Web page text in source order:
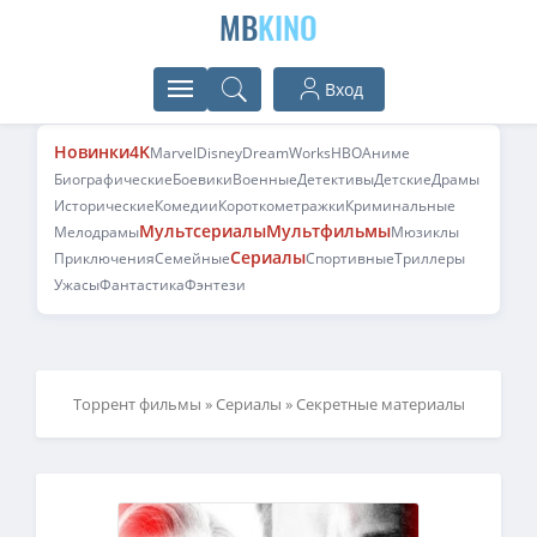
MBKINO
Вход
Новинки4KMarvelDisneyDreamWorksHBOАниме
БиографическиеБоевикиВоенныеДетективыДетскиеДрамы
ИсторическиеКомедииКороткометражкиКриминальные
МелодрамыМультсериалыМультфильмыМюзиклы
ПриключенияСемейныеСериалыСпортивныеТриллеры
УжасыФантастикаФэнтези
Торрент фильмы »Сериалы » Секретные материалы